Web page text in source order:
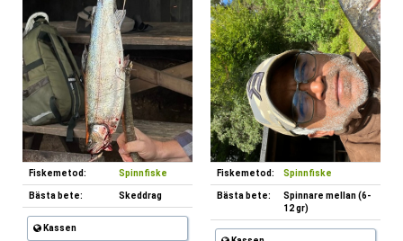
Fiskemetod: Spinnfiske
Bästa bete: Skeddrag
Kassen
Fiskemetod: Spinnfiske
Bästa bete:
Spinnare mellan (6-
12 gr)